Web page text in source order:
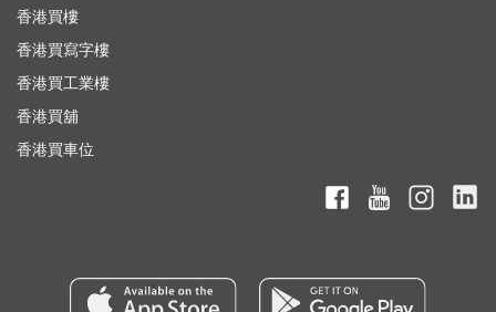
香港買樓
香港買寫字樓
香港買工業樓
香港買舖
香港買車位